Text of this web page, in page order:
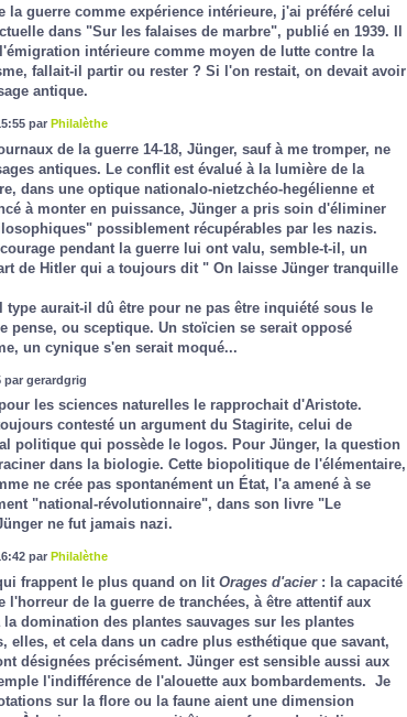
la guerre comme expérience intérieure, j'ai préféré celui
dans "Sur les falaises de marbre", publié en 1939. Il
intérieure comme moyen de lutte contre la
fallait-il partir ou rester ? Si l'on restait, on devait avoir
antique.
par Philalèthe
de la guerre 14-18, Jünger, sauf à me tromper, ne
antiques. Le conflit est évalué à la lumière de la
dans une optique nationalo-nietzchéo-hegélienne et
à monter en puissance, Jünger a pris soin d'éliminer
possiblement récupérables par les nazis.
pendant la guerre lui ont valu, semble-t-il, un
de Hitler qui a toujours dit " On laisse Jünger tranquille
type aurait-il dû être pour ne pas être inquiété sous le
pense, ou sceptique. Un stoïcien se serait opposé
un cynique s'en serait moqué...
par gerardgrig
les sciences naturelles le rapprochait d'Aristote.
contesté un argument du Stagirite, celui de
politique qui possède le logos. Pour Jünger, la question
dans la biologie. Cette biopolitique de l'élémentaire,
ne crée pas spontanément un État, l'a amené à se
"national-révolutionnaire", dans son livre "Le
ne fut jamais nazi.
par Philalèthe
frappent le plus quand on lit Orages d'acier: la capacité
l'horreur de la guerre de tranchées, à être attentif aux
domination des plantes sauvages sur les plantes
elles, et cela dans un cadre plus esthétique que savant,
désignées précisément. Jünger est sensible aussi aux
l'indifférence de l'alouette aux bombardements. Je
sur la flore ou la faune aient une dimension